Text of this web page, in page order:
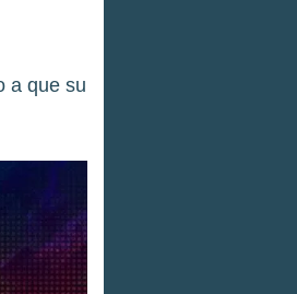
a que su